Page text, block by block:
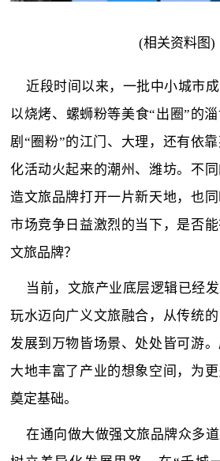
(相关资料图)
近段时间以来，一批中小城市
以烧烤、螺蛳粉等美食“出圈”的
剧“圈粉”的江门、大理，还有依
化活动火起来的潮州、潍坊。不
造文旅品牌打开一片新天地，也
市场竞争日益激烈的当下，是否
文旅品牌？
当前，文旅产业底层逻辑已经
玩水迈向广义文旅融合，从传统
发展到万物皆场景、处处皆可游
大地丰富了产业的想象空间，为
奠定基础。
在通向做大做强文旅品牌众多